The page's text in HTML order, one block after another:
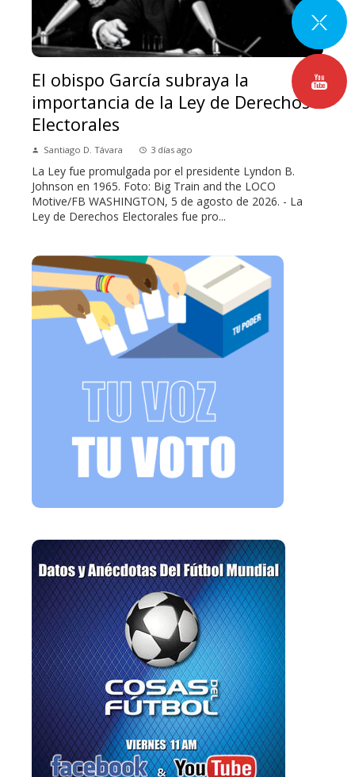
El obispo García subraya la
importancia de la Ley de Derechos
Electorales
Santiago D. Távara 3 días ago
La Ley fue promulgada por el presidente Lyndon B.
Johnson en 1965. Foto: Big Train and the LOCO
Motive/FB WASHINGTON, 5 de agosto de 2026. - La
Ley de Derechos Electorales fue pro...